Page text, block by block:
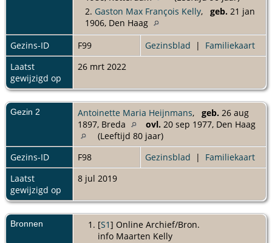
2. Gaston Max François Kelly, geb. 21 jan
1906, Den Haag
Gezins-ID
F99 Gezinsblad | Familiekaart
Laatst
gewijzigd op
26 mrt 2022
Gezin 2 Antoinette Maria Heijnmans, geb. 26 aug
1897, Breda
ovl. 20 sep 1977, Den Haag
(Leeftijd 80 jaar)
Gezins-ID
F98 Gezinsblad | Familiekaart
Laatst
gewijzigd op
8 jul 2019
Bronnen [S1] Online Archief/Bron.
info Maarten Kelly